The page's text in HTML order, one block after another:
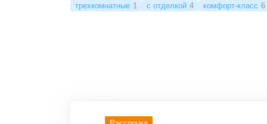
трехкомнатные 1 с отделкой 4 комфорт-класс 6